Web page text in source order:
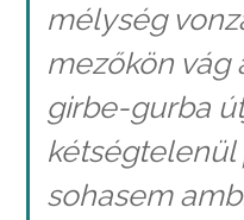
mélység
mezőkön vág
girbe-gurba
kétségtelenül
sohasem